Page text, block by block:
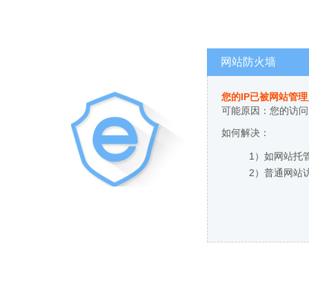
网站防火墙
您的IP已被网站管
可能原因：您的访
如何解决：
1）如网站托
2）普通网站